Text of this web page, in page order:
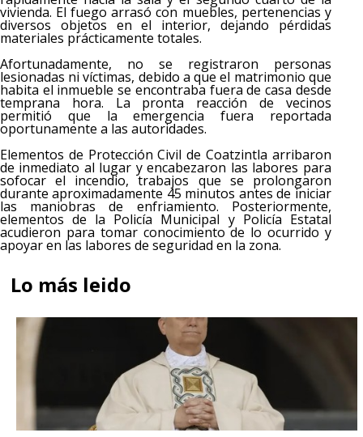
vivienda. El fuego arrasó con muebles, pertenencias y
diversos objetos en el interior, dejando pérdidas
materiales prácticamente totales.
Afortunadamente, no se registraron personas
lesionadas ni víctimas, debido a que el matrimonio que
habita el inmueble se encontraba fuera de casa desde
temprana hora. La pronta reacción de vecinos
permitió que la emergencia fuera reportada
oportunamente a las autoridades.
Elementos de Protección Civil de Coatzintla arribaron
de inmediato al lugar y encabezaron las labores para
sofocar el incendio, trabajos que se prolongaron
durante aproximadamente 45 minutos antes de iniciar
las maniobras de enfriamiento. Posteriormente,
elementos de la Policía Municipal y Policía Estatal
acudieron para tomar conocimiento de lo ocurrido y
apoyar en las labores de seguridad en la zona.
Lo más leido